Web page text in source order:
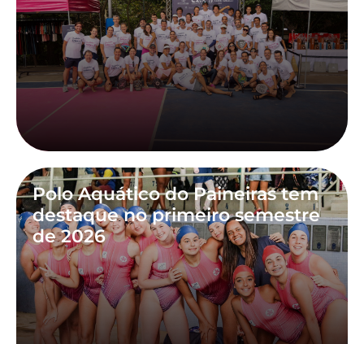
Polo Aquático do Paineiras tem
destaque no primeiro semestre
de 2026